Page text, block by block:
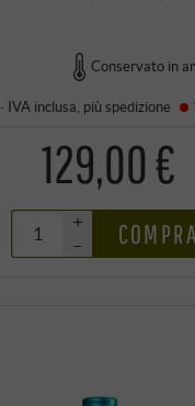
Conservato in
· IVA inclusa , piùspedizione
129,00 €
+
–
COMPRA